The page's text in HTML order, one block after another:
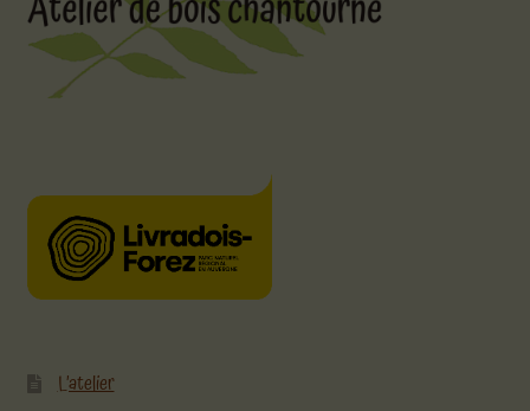
L’atelier